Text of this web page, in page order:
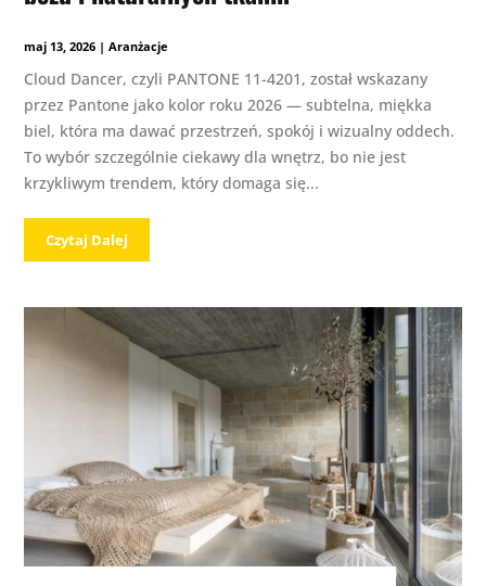
maj 13, 2026 |Aranżacje
Cloud Dancer, czyli PANTONE 11-4201, został wskazany
przez Pantone jako kolor roku 2026 — subtelna, miękka
biel, która ma dawać przestrzeń, spokój i wizualny oddech.
To wybór szczególnie ciekawy dla wnętrz, bo nie jest
krzykliwym trendem, który domaga się...
Czytaj Dalej